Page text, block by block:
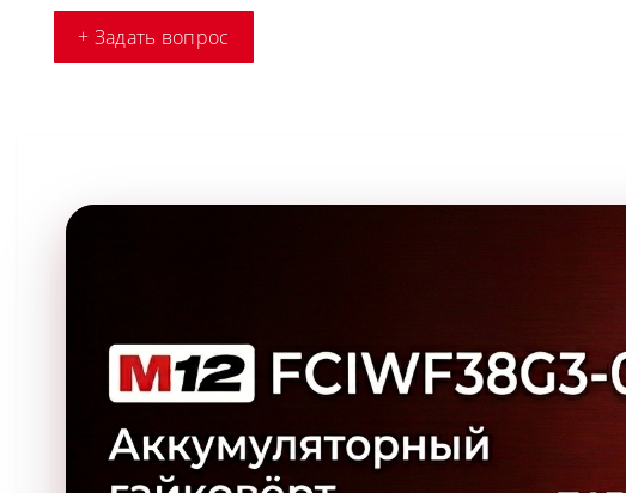
+ Задать вопрос